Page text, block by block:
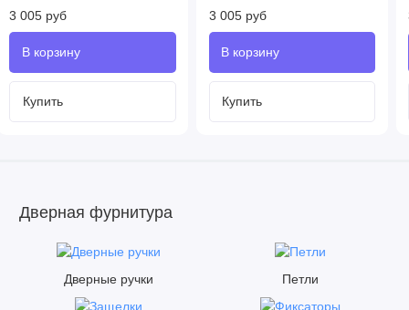
3 005 руб
Купить
3 005 руб
Купить
Дверная фурнитура
Дверные ручки Петли